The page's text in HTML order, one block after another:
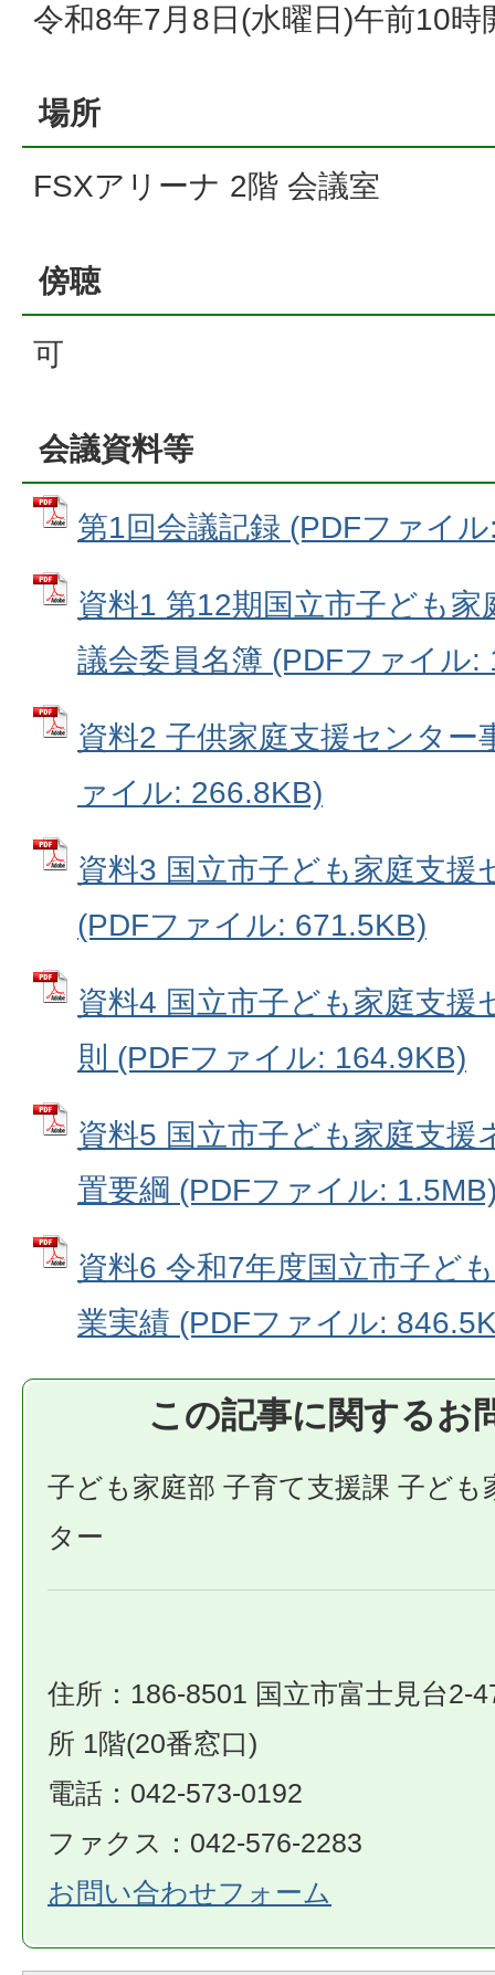
令和8年7月8日(水曜日)午前10時
場所
FSXアリーナ 2階 会議室
傍聴
可
会議資料等
第1回会議記録 (PDFファイ
資料1 第12期国立市子ども
議会委員名簿 (PDFファイル:
資料2 子供家庭支援センター
ァイル: 266.8KB)
資料3 国立市子ども家庭支援
(PDFファイル: 671.5KB)
資料4 国立市子ども家庭支援
則 (PDFファイル: 164.9KB)
資料5 国立市子ども家庭支援
置要綱 (PDFファイル:
資料6 令和7年度国立市子ど
業実績 (PDFファイル:
この記事に関するお
子ども家庭部 子育て支援課 子ども
ター
住所：186-8501 国立市富士見台2-
所 1階(20番窓口)
電話：042-573-0192
ファクス：042-576-2283
お問い合わせフォーム